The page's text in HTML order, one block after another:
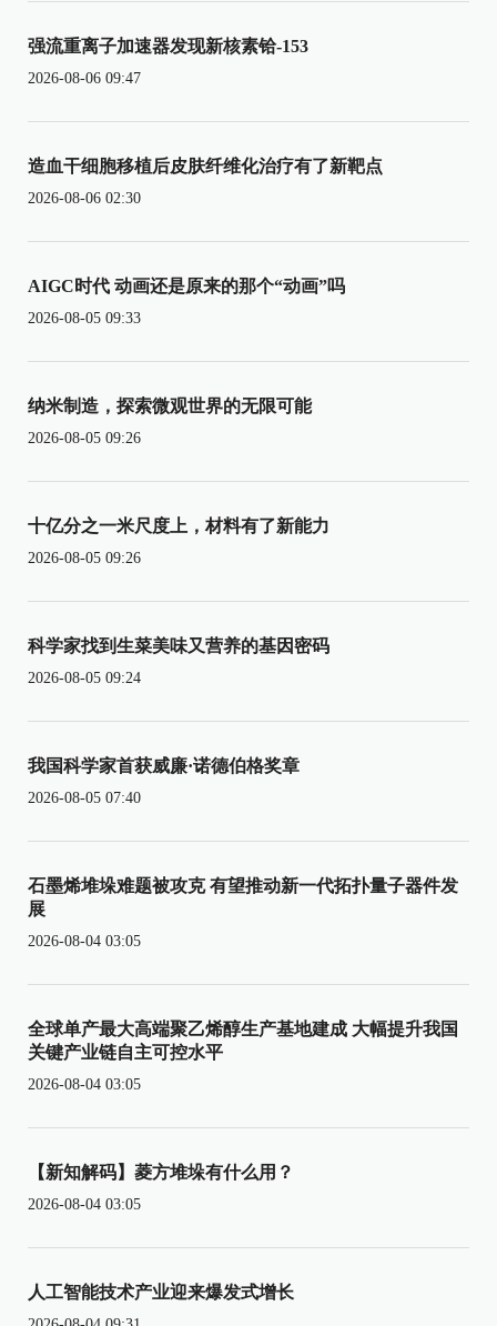
强流重离子加速器发现新核素铪-153
2026-08-06 09:47
造血干细胞移植后皮肤纤维化治疗有了新靶点
2026-08-06 02:30
AIGC时代 动画还是原来的那个“动画”吗
2026-08-05 09:33
纳米制造，探索微观世界的无限可能
2026-08-05 09:26
十亿分之一米尺度上，材料有了新能力
2026-08-05 09:26
科学家找到生菜美味又营养的基因密码
2026-08-05 09:24
我国科学家首获威廉·诺德伯格奖章
2026-08-05 07:40
石墨烯堆垛难题被攻克 有望推动新一代拓扑量子器件发
展
2026-08-04 03:05
全球单产最大高端聚乙烯醇生产基地建成 大幅提升我国
关键产业链自主可控水平
2026-08-04 03:05
【新知解码】菱方堆垛有什么用？
2026-08-04 03:05
人工智能技术产业迎来爆发式增长